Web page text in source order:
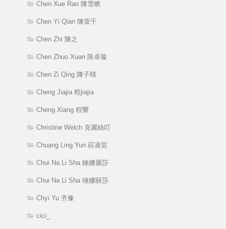
Chen Xue Ran 陳雪燃
Chen Yi Qian 陳壹千
Chen Zhi 陳之
Chen Zhuo Xuan 陈卓璇
Chen Zi Qing 陳子晴
Cheng Jiajia 程jiajia
Cheng Xiang 程響
Christine Welch 克麗絲叮
Chuang Ling Yun 莊凌芸
Chui Na Li Sha 錘娜麗莎
Chui Na Li Sha 锤娜丽莎
Chyi Yu 齐豫
cici_